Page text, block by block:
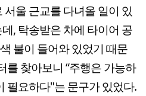
울 근교를 다녀올 일이 있
, 탁송받은 차에 타이어 공
불이 들어와 있었기 때문
를 찾아보니 “주행은 가능하
필요하다"는 문구가 있었다.